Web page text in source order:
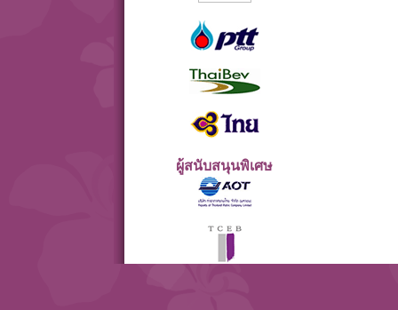
ผู้สนับสนุนพิเศษ